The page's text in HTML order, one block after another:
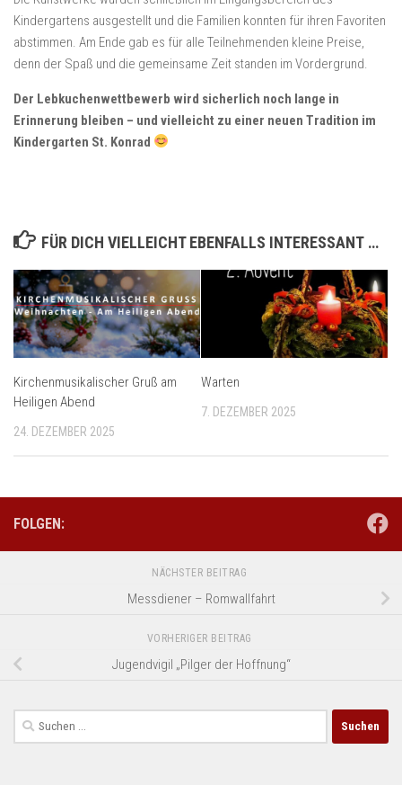
Kindergartens ausgestellt und die Familien konnten für ihren Favoriten
abstimmen. Am Ende gab es für alle Teilnehmenden kleine Preise,
denn der Spaß und die gemeinsame Zeit standen im Vordergrund.
Der Lebkuchenwettbewerb wird sicherlich noch lange in
Erinnerung bleiben – und vielleicht zu einer neuen Tradition im
Kindergarten St. Konrad
FÜR DICH VIELLEICHT EBENFALLS INTERESSANT …
Kirchenmusikalischer Gruß am
Heiligen Abend
24. DEZEMBER 2025
Warten
7. DEZEMBER 2025
FOLGEN:
NÄCHSTER BEITRAG
Messdiener – Romwallfahrt
VORHERIGER BEITRAG
Jugendvigil „Pilger der Hoffnung“
Suchen
nach: